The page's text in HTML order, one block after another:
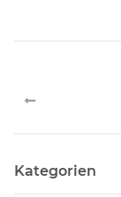
Kategorien